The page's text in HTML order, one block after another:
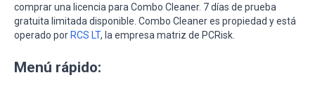
comprar una licencia para Combo Cleaner. 7 días de prueba
gratuita limitada disponible. Combo Cleaner es propiedad y está
operado por RCS LT, la empresa matriz de PCRisk.
Menú rápido: